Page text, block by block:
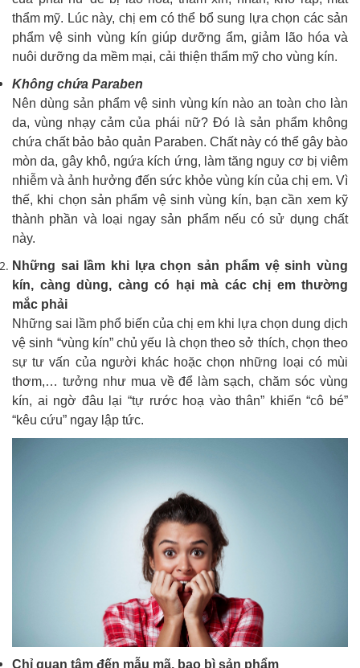
thẩm mỹ. Lúc này, chị em có thể bổ sung lựa chọn các sản
phẩm vệ sinh vùng kín giúp dưỡng ẩm, giảm lão hóa và
nuôi dưỡng da mềm mại, cải thiện thẩm mỹ cho vùng kín.
Không chứa Paraben
Nên dùng sản phẩm vệ sinh vùng kín nào an toàn cho làn
da, vùng nhạy cảm của phái nữ? Đó là sản phẩm không
chứa chất bảo bảo quản Paraben. Chất này có thể gây bào
mòn da, gây khô, ngứa kích ứng, làm tăng nguy cơ bị viêm
nhiễm và ảnh hưởng đến sức khỏe vùng kín của chị em. Vì
thế, khi chọn sản phẩm vệ sinh vùng kín, bạn cần xem kỹ
thành phần và loại ngay sản phẩm nếu có sử dụng chất
này.
Những sai lầm khi lựa chọn sản phẩm vệ sinh vùng
kín, càng dùng, càng có hại mà các chị em thường
mắc phải
Những sai lầm phổ biến của chị em khi lựa chọn dung dịch
vệ sinh “vùng kín” chủ yếu là chọn theo sở thích, chọn theo
sự tư vấn của người khác hoặc chọn những loại có mùi
thơm,… tưởng như mua về để làm sạch, chăm sóc vùng
kín, ai ngờ đâu lại “tự rước hoạ vào thân” khiến “cô bé”
“kêu cứu” ngay lập tức.
Chỉ quan tâm đến mẫu mã, bao bì sản phẩm